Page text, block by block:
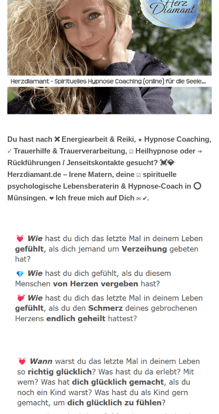
Du hast nach ❌ Energiearbeit & Reiki, ★ Hypnose Coaching,
✓ Trauerhilfe & Trauerverarbeitung, ☑️ Heilhypnose oder ⇒
Rückführungen / Jenseitskontakte gesucht? 💓️💎
Herzdiamant.de – Irene Matern, deine ☑️ spirituelle
psychologische Lebensberaterin & Hypnose-Coach in ⭕
Münsingen. ❤ Ich freue mich auf Dich ✉ ✔.